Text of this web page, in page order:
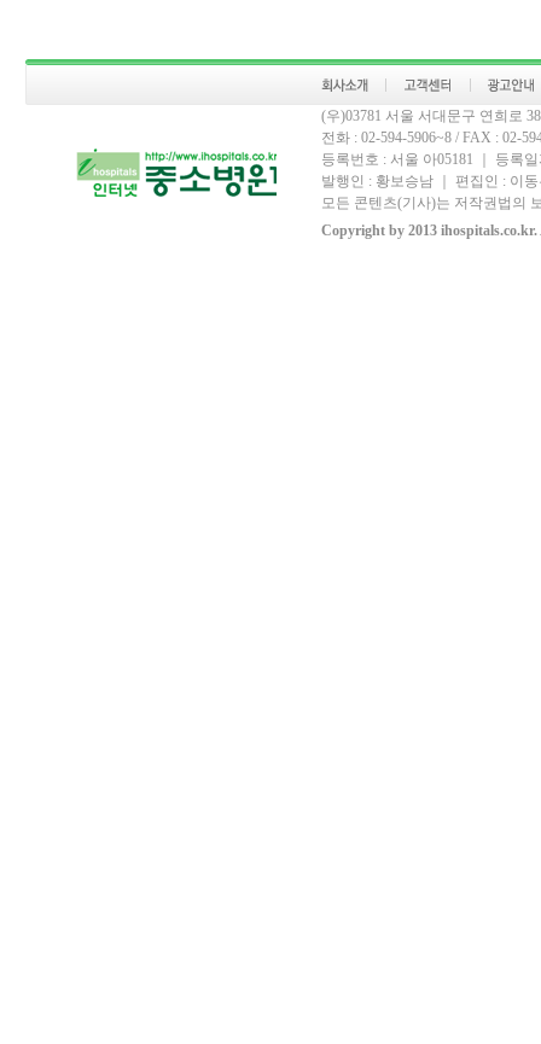
(우)03781 서울 서대문구 연희로
전화 : 02-594-5906~8 / FAX : 02-
등록번호 : 서울 아05181 ｜ 등록
발행인 : 황보승남 ｜ 편집인 : 이
모든 콘텐츠(기사)는 저작권법의
Copyright by 2013 ihospitals.co.kr.